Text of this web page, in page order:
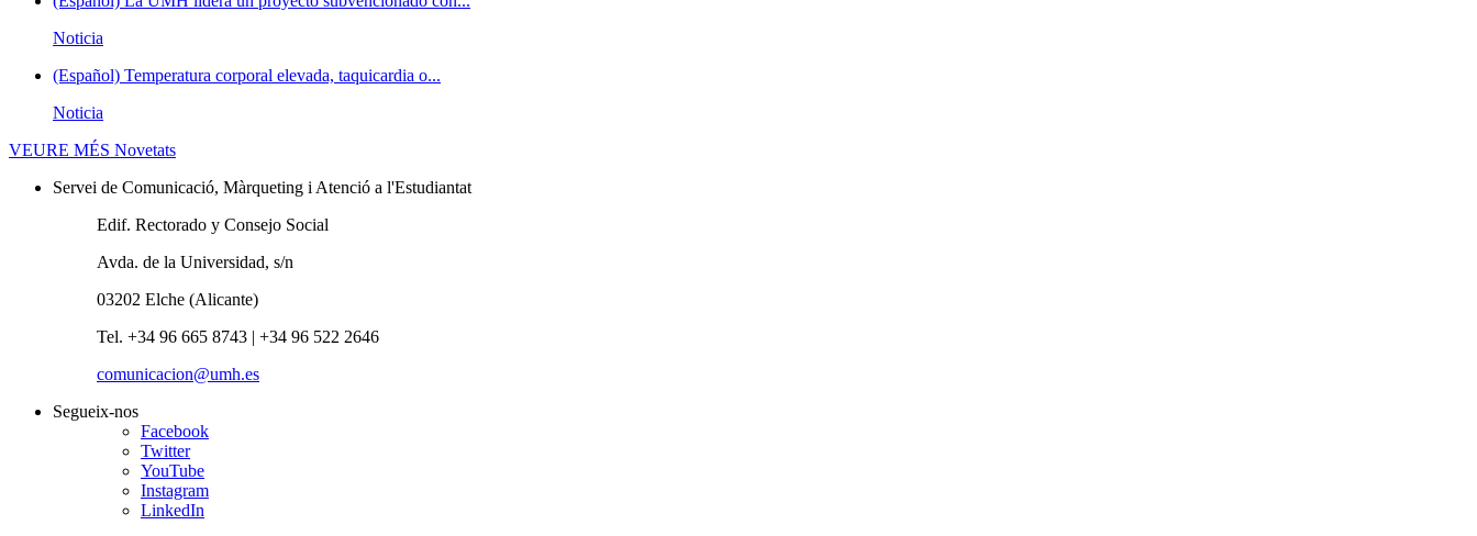
Noticia
(Español) Temperatura corporal elevada, taquicardia o...
Noticia
VEURE MÉS Novetats
Servei de Comunicació, Màrqueting i Atenció a l'Estudiantat
Edif. Rectorado y Consejo Social
Avda. de la Universidad, s/n
03202 Elche (Alicante)
Tel. +34 96 665 8743 | +34 96 522 2646
comunicacion@umh.es
Segueix-nos
Facebook
Twitter
YouTube
Instagram
LinkedIn